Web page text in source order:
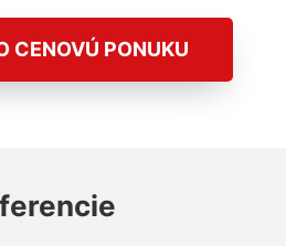
CENOVÚ PONUKU